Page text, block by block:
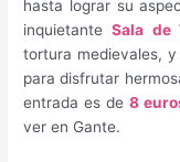
hasta lograr su
inquietanteSala de
tortura medievales,
para disfrutar
entrada es de8
ver en Gante.